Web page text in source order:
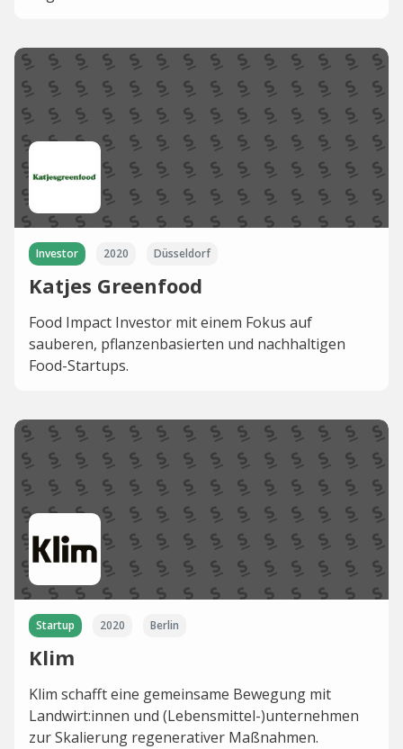
Investor 2020 Düsseldorf
Katjes Greenfood
Food Impact Investor mit einem Fokus auf
sauberen, pflanzenbasierten und nachhaltigen
Food-Startups.
Startup 2020 Berlin
Klim
Klim schafft eine gemeinsame Bewegung mit
Landwirt:innen und (Lebensmittel-)unternehmen
zur Skalierung regenerativer Maßnahmen.